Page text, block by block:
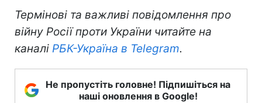
Термінові та важливі повідомлення про
війну Росії проти України читайте на
каналі РБК-Україна в Telegram.
Не пропустіть головне! Підпишіться на
наші оновлення в Google!